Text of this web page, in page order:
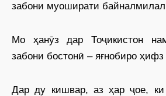
забони муоширати
Мо ҳанӯз дар Тоҷикистон
забони бостонӣ – яғнобиро
Дар ду кишвар, аз ҳар ҷое,